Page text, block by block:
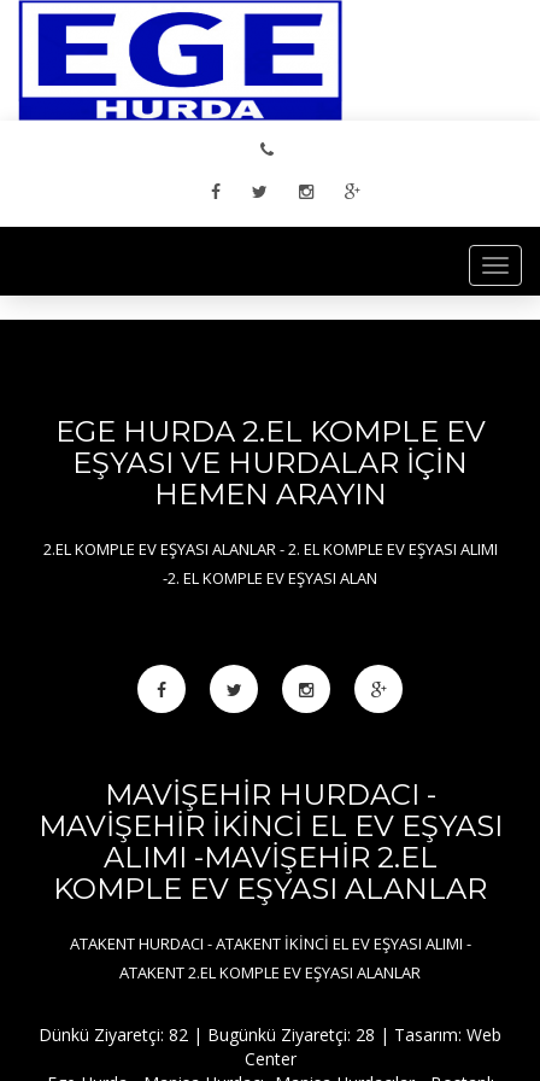
EGE HURDA 2.EL KOMPLE EV
EŞYASI VE HURDALAR İÇİN
HEMEN ARAYIN
2.EL KOMPLE EV EŞYASI ALANLAR - 2. EL KOMPLE EV EŞYASI ALIMI
-2. EL KOMPLE EV EŞYASI ALAN
MAVİŞEHİR HURDACI -
MAVİŞEHİR İKİNCİ EL EV EŞYASI
ALIMI -MAVİŞEHİR 2.EL
KOMPLE EV EŞYASI ALANLAR
ATAKENT HURDACI - ATAKENT İKİNCİ EL EV EŞYASI ALIMI -
ATAKENT 2.EL KOMPLE EV EŞYASI ALANLAR
Dünkü Ziyaretçi: 82 | Bugünkü Ziyaretçi: 28 | Tasarım: Web
Center